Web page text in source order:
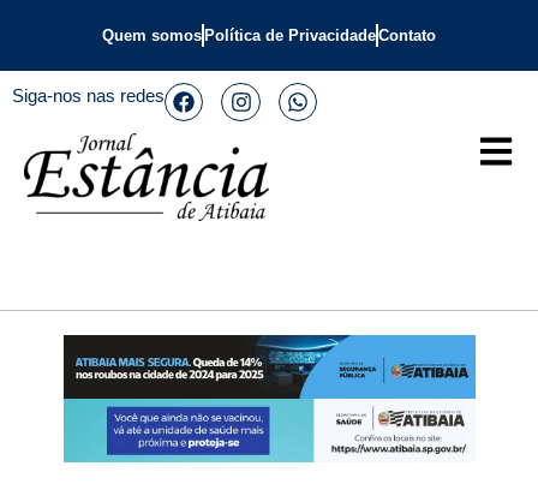
Quem somos Política de PrivacidadeContato
Siga-nos nas redes